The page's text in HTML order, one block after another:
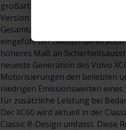
großartiges Fahrerlebnis und
Version des XC60 eines der
Gesamtabsatzes von Volvo aus.
eingeführten zweiten
höheres Maß an
neueste Generation des Volvo
Motorisierungen den beliebten
niedrigen Emissionswerten
für zusätzliche Leistung bei
Der XC60 wird aktuell in der
Classic R-Design umfasst. Diese